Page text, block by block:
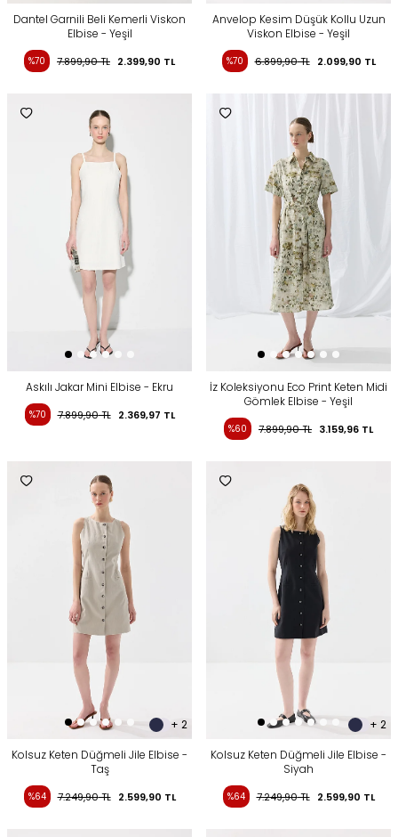
Dantel Garnili Beli Kemerli Viskon
Elbise - Yeşil
%70 7.899,90TL 2.399,90 TL
Anvelop Kesim Düşük Kollu Uzun
Viskon Elbise - Yeşil
%70 6.899,90TL 2.099,90 TL
Askılı Jakar Mini Elbise - Ekru
%70 7.899,90TL 2.369,97 TL
İz Koleksiyonu Eco Print Keten Midi
Gömlek Elbise - Yeşil
%60 7.899,90TL 3.159,96 TL
+ 2
Kolsuz Keten Düğmeli Jile Elbise -
Taş
%64 7.249,90TL 2.599,90 TL
+ 2
Kolsuz Keten Düğmeli Jile Elbise -
Siyah
%64 7.249,90TL 2.599,90 TL